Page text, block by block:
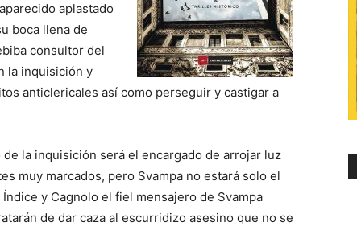
aplastado
boca llena de
consultor del
la inquisición y
anticlericales así como perseguir y castigar a
la inquisición será el encargado de arrojar luz
muy marcados, pero Svampa no estará solo el
y Cagnolo el fiel mensajero de Svampa
de dar caza al escurridizo asesino que no se